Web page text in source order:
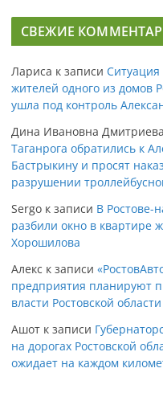
СВЕЖИЕ
Лариса к записи
жителей одного из домов
ушла под контроль
Дина Ивановна Дмитриева
Таганрога обратились к
Бастрыкину и просят
разрушении
Sergo к записи В Ростове-
разбили окно в квартире
Хорошилова
Алекс к записи
предприятия планируют
власти Ростовской области
Ашот к записи
на дорогах Ростовской
ожидает на каждом